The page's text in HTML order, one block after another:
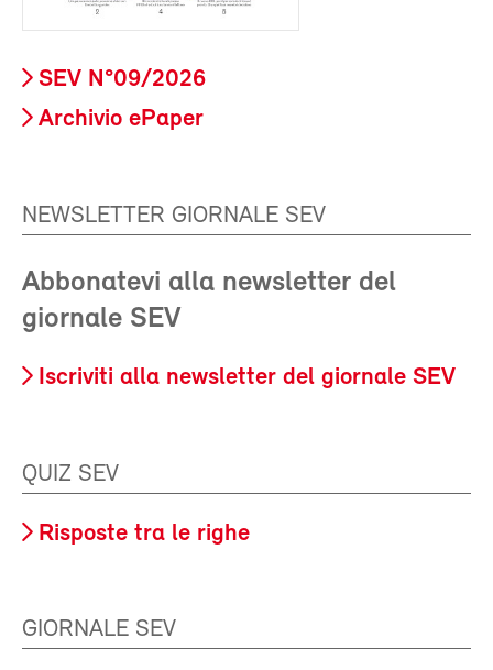
SEV N°09/2026
Archivio ePaper
NEWSLETTER GIORNALE SEV
Abbonatevi alla newsletter del
giornale SEV
Iscriviti alla newsletter del giornale SEV
QUIZ SEV
Risposte tra le righe
GIORNALE SEV